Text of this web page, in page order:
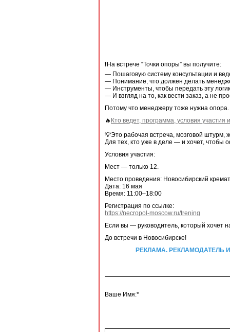
❗️На встрече “Точки опоры” вы получите:
— Пошаговую систему консультации и
— Понимание, что должен делать
— Инструменты, чтобы передать эту
— И взгляд на то, как вести заказ, а не
Потому что менеджеру тоже нужна
🔥 Кто ведет, программа, условия участия
💡Это рабочая встреча, мозговой штурм,
Для тех, кто уже в деле — и хочет, чтобы
Условия участия:
Мест — только 12.
Место проведения: Новосибирский
Дата: 16 мая
Время: 11:00–18:00
Регистрация по ссылке:
https://necropol-moscow.ru/trening
Если вы — руководитель, который хочет
До встречи в Новосибирске!
РЕКЛАМА. РЕКЛАМОДАТЕЛЬ
Ваше Имя:*